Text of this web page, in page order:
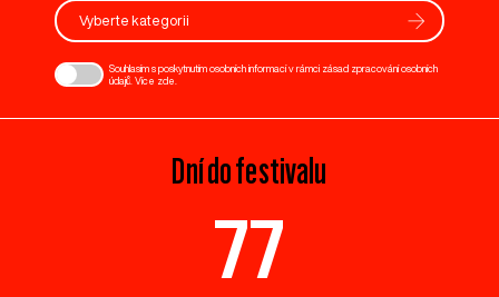
Vyberte kategorii
Souhlasím s poskytnutím osobních informací v rámci zásad zpracování osobních
údajů. Více zde
Dní do festivalu
77